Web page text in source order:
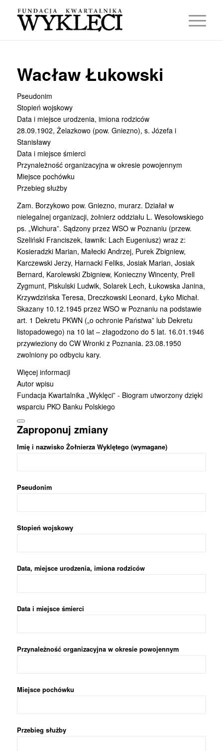
Wacław Łukowski
Pseudonim
Stopień wojskowy
Data i miejsce urodzenia, imiona rodziców
28.09.1902, Żelazkowo (pow. Gniezno), s. Józefa i
Stanisławy
Data i miejsce śmierci
Przynależność organizacyjna w okresie powojennym
Miejsce pochówku
Przebieg służby
Zam. Borzykowo pow. Gniezno, murarz. Działał w
nielegalnej organizacji, żołnierz oddziału L. Wesołowskiego
ps. „Wichura”. Sądzony przez WSO w Poznaniu (przew.
Szeliński Franciszek, ławnik: Lach Eugeniusz) wraz z:
Kosieradzki Marian, Małecki Andrzej, Purek Zbigniew,
Karczewski Jerzy, Harnacki Feliks, Josiak Marian, Josiak
Bernard, Karolewski Zbigniew, Konieczny Wincenty, Prell
Zygmunt, Piskulski Ludwik, Solarek Lech, Łukowska Janina,
Krzywdzińska Teresa, Dreczkowski Leonard, Łyko Michał.
Skazany 10.12.1945 przez WSO w Poznaniu na podstawie
art. 1 Dekretu PKWN („o ochronie Państwa” lub Dekretu
listopadowego) na 10 lat – złagodzono do 5 lat. 16.01.1946
przywieziony do CW Wronki z Poznania. 23.08.1950
zwolniony po odbyciu kary.
Więcej informacji
Autor wpisu
Fundacja Kwartalnika „Wyklęci” - Biogram utworzony dzięki
wsparciu PKO Banku Polskiego
Zaproponuj zmiany
Imię i nazwisko Żołnierza Wyklętego (wymagane)
Pseudonim
Stopień wojskowy
Data, miejsce urodzenia, imiona rodziców
Data i miejsce śmierci
Przynależność organizacyjna w okresie powojennym
Miejsce pochówku
Przebieg służby